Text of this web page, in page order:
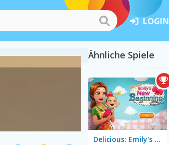
LOGIN
Ähnliche Spiele
Delicious: Emily's New Beginning